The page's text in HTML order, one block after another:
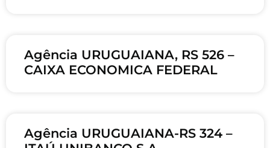
Agência URUGUAIANA, RS 526 –
CAIXA ECONOMICA FEDERAL
Agência URUGUAIANA-RS 324 –